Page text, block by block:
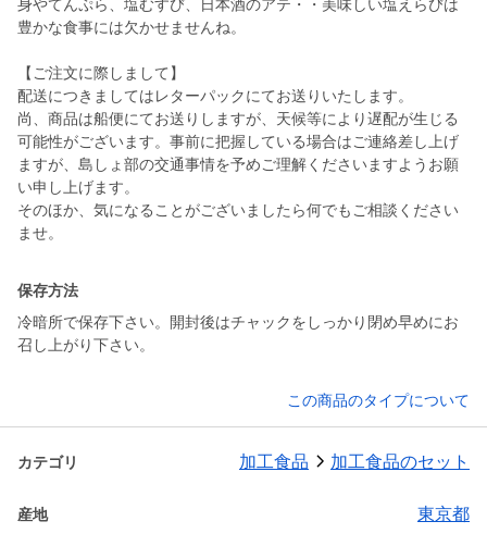
身やてんぷら、塩むすび、日本酒のアテ・・美味しい塩えらびは
豊かな食事には欠かせませんね。
【ご注文に際しまして】
配送につきましてはレターパックにてお送りいたします。
尚、商品は船便にてお送りしますが、天候等により遅配が生じる
可能性がございます。事前に把握している場合はご連絡差し上げ
ますが、島しょ部の交通事情を予めご理解くださいますようお願
い申し上げます。
そのほか、気になることがございましたら何でもご相談ください
ませ。
保存方法
冷暗所で保存下さい。開封後はチャックをしっかり閉め早めにお
召し上がり下さい。
この商品のタイプについて
カテゴリ 加工食品 加工食品のセット
産地 東京都